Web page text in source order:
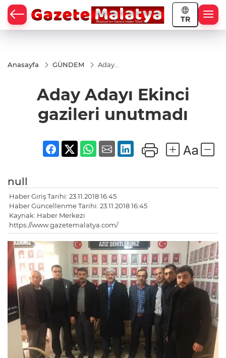
TR
Anasayfa GÜNDEM
Aday
gazileri
unutmadı
Aday Adayı Ekinci
gazileri unutmadı
null
Haber Giriş Tarihi: 23.11.2018 16:45
Haber Güncellenme Tarihi: 23.11.2018 16:45
Kaynak: Haber Merkezi
https://www.gazetemalatya.com/